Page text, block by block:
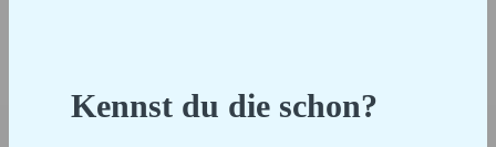
Kennst du die schon?